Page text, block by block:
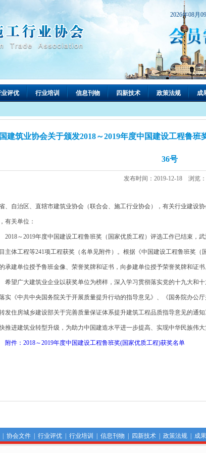
2026年08月
评优 行业培训 信息刊物 四新技术 政策法规 成
建筑业协会关于颁发2018～2019年度中国建设工程鲁班
36号
发布时间：2019-12-18 浏览：
、自治区、直辖市建筑业协会（联合会、施工行业协会），有关行业建设
有关单位：
～2019年度中国建设工程鲁班奖（国家优质工程）评选工作已结束，武
主体工程等241项工程获奖（名单见附件）。根据《中国建设工程鲁班奖
承建单位授予鲁班金像、荣誉奖牌和证书，向参建单位授予荣誉奖牌和证书
望广大建筑业企业以获奖单位为榜样，深入学习贯彻落实党的十九大和十
实《中共中央国务院关于开展质量提升行动的指导意见》、《国务院办公
发住房城乡建设部关于完善质量保证体系提升建筑工程品质指导意见的通
推进建筑业转型升级，为助力中国建造水平进一步提高、实现中华民族伟大
件：2018～2019年度中国建设工程鲁班奖(国家优质工程)获奖名单
协会文件| 行业评优| 行业培训 信息刊物 四新技术| 政策法规| 成